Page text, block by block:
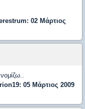
: 02 Μάρτιος
: 05 Μάρτιος 2009